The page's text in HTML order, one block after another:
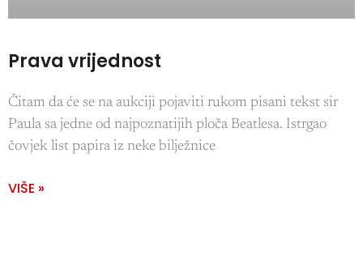
Prava vrijednost
Čitam da će se na aukciji pojaviti rukom pisani tekst sir
Paula sa jedne od najpoznatijih ploča Beatlesa. Istrgao
čovjek list papira iz neke bilježnice
VIŠE »